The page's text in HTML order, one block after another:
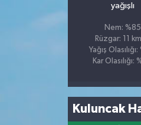
yağışlı
Nem: %85
Rüzgar: 11
Yağış
Kar Olasılığı:
Kuluncak